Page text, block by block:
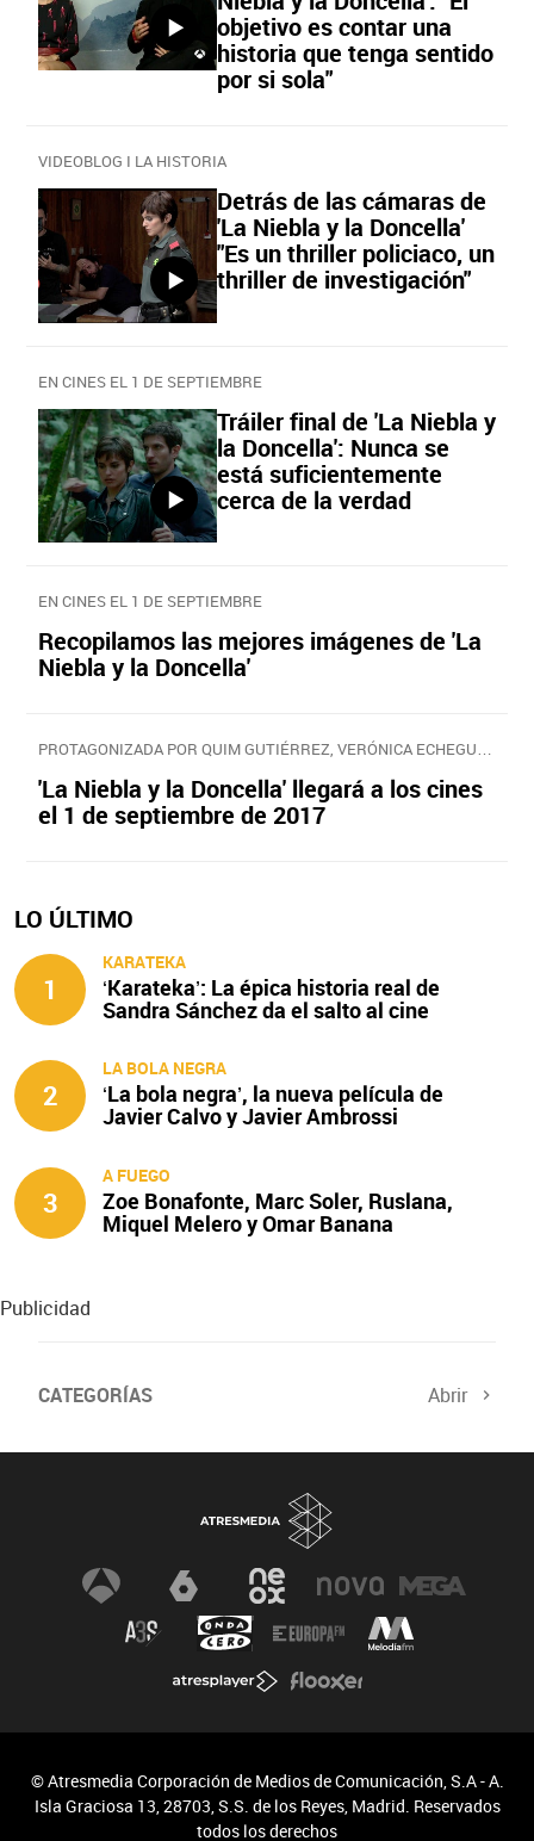
objetivo es contar una
historia que tenga sentido
por si sola"
VIDEOBLOG I LA HISTORIA
Detrás de las cámaras de
'La Niebla y la Doncella'
"Es un thriller policiaco, un
thriller de investigación"
EN CINES EL 1 DE SEPTIEMBRE
Tráiler final de 'La Niebla y
la Doncella': Nunca se
está suficientemente
cerca de la verdad
EN CINES EL 1 DE SEPTIEMBRE
Recopilamos las mejores imágenes de 'La
Niebla y la Doncella'
PROTAGONIZADA POR QUIM GUTIÉRREZ, VERÓNICA ECHEGUI, AURA GARRIDO, Y ROBERTO ÁLAMO
'La Niebla y la Doncella' llegará a los cines
el 1 de septiembre de 2017
LO ÚLTIMO
1
KARATEKA
‘Karateka’: La épica historia real de
Sandra Sánchez da el salto al cine
2
LA BOLA NEGRA
‘La bola negra’, la nueva película de
Javier Calvo y Javier Ambrossi
3
A FUEGO
Zoe Bonafonte, Marc Soler, Ruslana,
Miquel Melero y Omar Banana
protagonizan ‘A fuego’
Publicidad
CATEGORÍAS Abrir
© Atresmedia Corporación de Medios de Comunicación, S.A - A.
Isla Graciosa 13, 28703, S.S. de los Reyes, Madrid. Reservados
todos los derechos